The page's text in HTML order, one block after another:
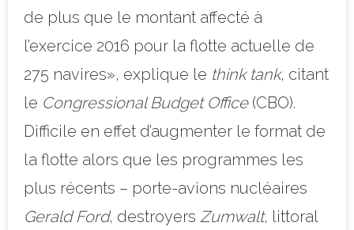
de plus que le montant affecté à
l’exercice 2016 pour la flotte actuelle de
275 navires», explique le think tank, citant
le Congressional Budget Office(CBO).
Difficile en effet d’augmenter le format de
la flotte alors que les programmes les
plus récents – porte-avions nucléaires
Gerald Ford, destroyers Zumwalt, littoral